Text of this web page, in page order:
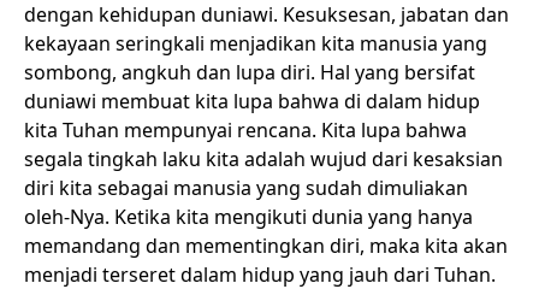
dengan kehidupan duniawi. Kesuksesan, jabatan dan
kekayaan seringkali menjadikan kita manusia yang
sombong, angkuh dan lupa diri. Hal yang bersifat
duniawi membuat kita lupa bahwa di dalam hidup
kita Tuhan mempunyai rencana. Kita lupa bahwa
segala tingkah laku kita adalah wujud dari kesaksian
diri kita sebagai manusia yang sudah dimuliakan
oleh-Nya. Ketika kita mengikuti dunia yang hanya
memandang dan mementingkan diri, maka kita akan
menjadi terseret dalam hidup yang jauh dari Tuhan.